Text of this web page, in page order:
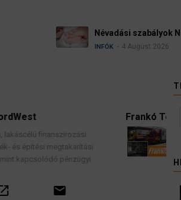
Névadási szabályok
INFÓK 4 August 2026
Frankó Teher - Nemzetközi
Komplett lakások
biztosítással, teljes garancia
call email